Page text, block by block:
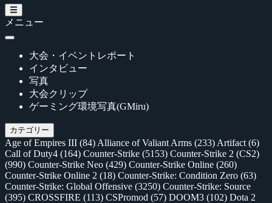
メニュー
大会・イベントレポート
インタビュー
写真
大会クリップ
ゲーミング環境写真(GMiru)
カテゴリー
Age of Empires III (84) Alliance of Valiant Arms (233) Artifact (6)
Call of Duty4 (164) Counter-Strike (5153) Counter-Strike 2 (CS2)
(990) Counter-Strike Neo (429) Counter-Strike Online (260)
Counter-Strike Online 2 (18) Counter-Strike: Condition Zero (63)
Counter-Strike: Global Offensive (3250) Counter-Strike: Source
(395) CROSSFIRE (113) CSPromod (57) DOOM3 (102) Dota 2